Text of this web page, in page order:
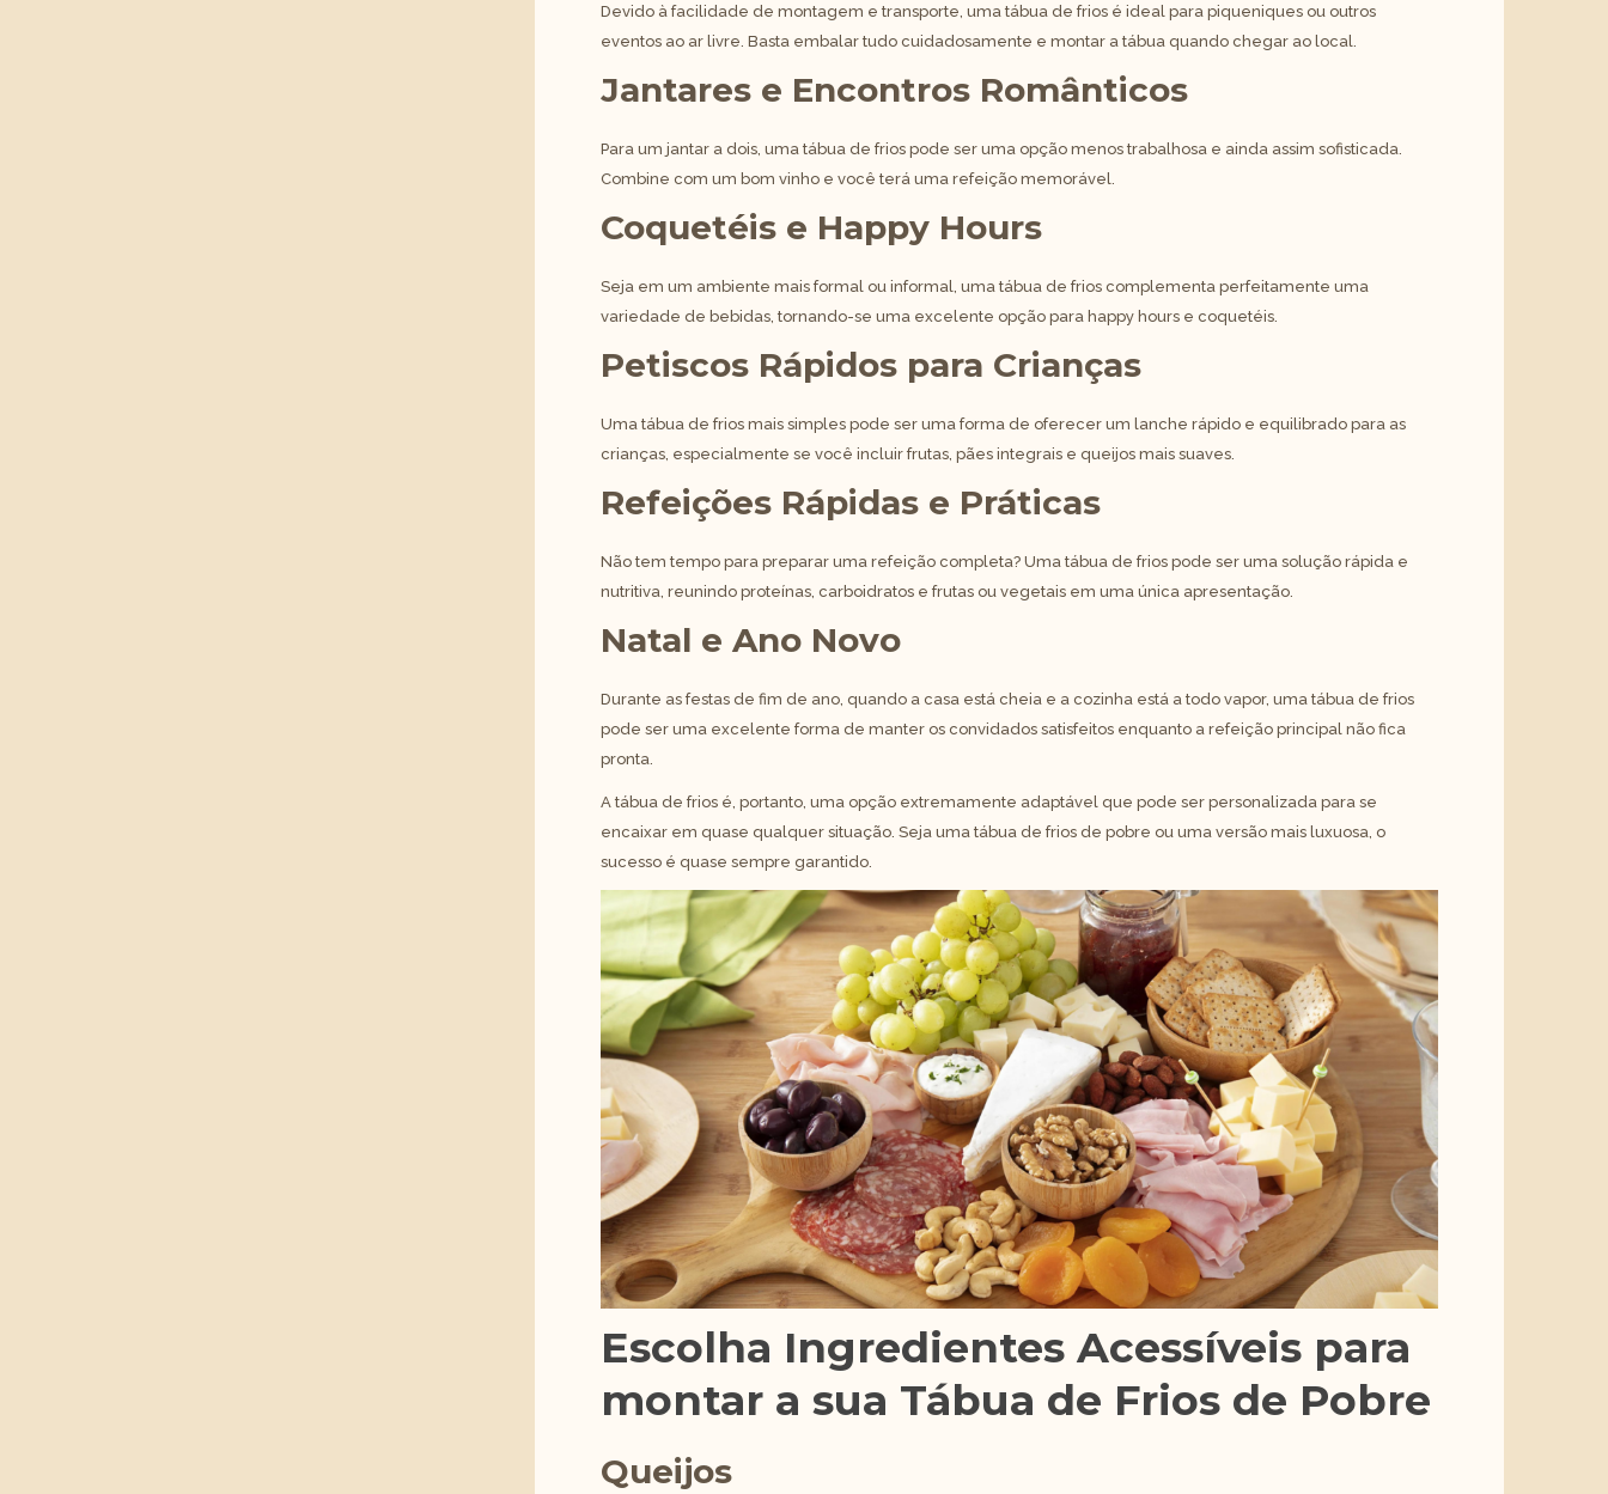
Devido à facilidade de montagem e transporte, uma tábua de frios é ideal para piqueniques ou outros
eventos ao ar livre. Basta embalar tudo cuidadosamente e montar a tábua quando chegar ao local.
Jantares e Encontros Românticos
Para um jantar a dois, uma tábua de frios pode ser uma opção menos trabalhosa e ainda assim sofisticada.
Combine com um bom vinho e você terá uma refeição memorável.
Coquetéis e Happy Hours
Seja em um ambiente mais formal ou informal, uma tábua de frios complementa perfeitamente uma
variedade de bebidas, tornando-se uma excelente opção para happy hours e coquetéis.
Petiscos Rápidos para Crianças
Uma tábua de frios mais simples pode ser uma forma de oferecer um lanche rápido e equilibrado para as
crianças, especialmente se você incluir frutas, pães integrais e queijos mais suaves.
Refeições Rápidas e Práticas
Não tem tempo para preparar uma refeição completa? Uma tábua de frios pode ser uma solução rápida e
nutritiva, reunindo proteínas, carboidratos e frutas ou vegetais em uma única apresentação.
Natal e Ano Novo
Durante as festas de fim de ano, quando a casa está cheia e a cozinha está a todo vapor, uma tábua de frios
pode ser uma excelente forma de manter os convidados satisfeitos enquanto a refeição principal não fica
pronta.
A tábua de frios é, portanto, uma opção extremamente adaptável que pode ser personalizada para se
encaixar em quase qualquer situação. Seja uma tábua de frios de pobre ou uma versão mais luxuosa, o
sucesso é quase sempre garantido.
Escolha Ingredientes Acessíveis para
montar a sua Tábua de Frios de Pobre
Queijos